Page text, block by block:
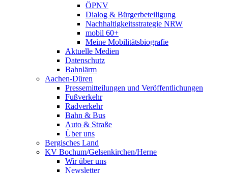
ÖPNV
Dialog & Bürgerbeteiligung
Nachhaltigkeitsstrategie NRW
mobil 60+
Meine Mobilitätsbiografie
Aktuelle Medien
Datenschutz
Bahnlärm
Aachen-Düren
Pressemitteilungen und Veröffentlichungen
Fußverkehr
Radverkehr
Bahn & Bus
Auto & Straße
Über uns
Bergisches Land
KV Bochum/Gelsenkirchen/Herne
Wir über uns
Newsletter